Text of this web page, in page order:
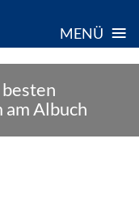
MENÜ ≡
Albuch